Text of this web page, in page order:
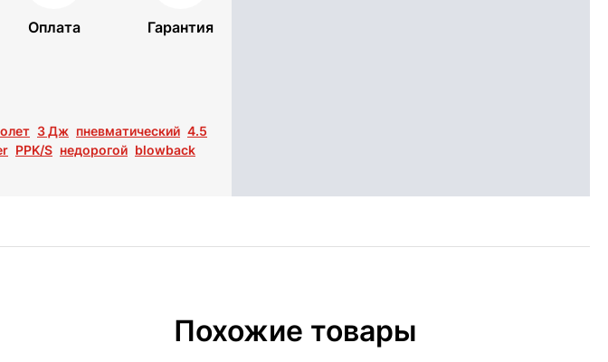
Оплата Гарантия
3 Дж пневматический 4.5
PPK/S недорогой blowback
Похожие товары